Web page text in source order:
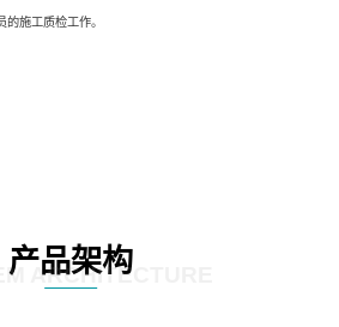
施工质检工作。
产品架构
ARCHITECTURE